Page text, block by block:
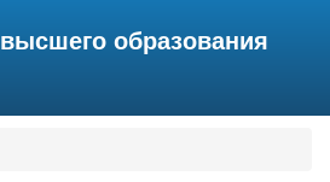
образования